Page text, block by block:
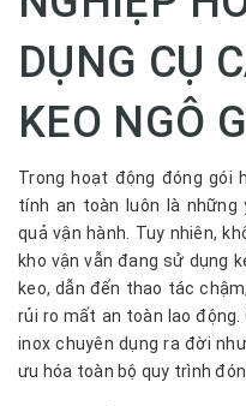
DỤNG CỤ
KEO NGÔ
Trong hoạt động đóng gói
tính an toàn luôn là
quả vận hành. Tuy nhiên,
kho vận vẫn đang sử dụng
keo, dẫn đến thao tác
rủi ro mất an toàn lao động.
inox chuyên dụng ra đời
ưu hóa toàn bộ quy trình